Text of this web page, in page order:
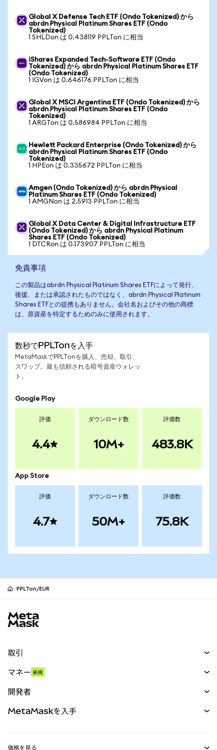
Global X Defense Tech ETF (Ondo Tokenized) から
abrdn Physical Platinum Shares ETF (Ondo
Tokenized)
1 SHLDon は 0.438119 PPLTon に相当
iShares Expanded Tech-Software ETF (Ondo
Tokenized) から abrdn Physical Platinum Shares ETF
(Ondo Tokenized)
1 IGVon は 0.646176 PPLTon に相当
Global X MSCI Argentina ETF (Ondo Tokenized) から
abrdn Physical Platinum Shares ETF (Ondo
Tokenized)
1 ARGTon は 0.586984 PPLTon に相当
Hewlett Packard Enterprise (Ondo Tokenized) から
abrdn Physical Platinum Shares ETF (Ondo
Tokenized)
1 HPEon は 0.335672 PPLTon に相当
Amgen (Ondo Tokenized) から abrdn Physical
Platinum Shares ETF (Ondo Tokenized)
1 AMGNon は 2.5913 PPLTon に相当
Global X Data Center & Digital Infrastructure ETF
(Ondo Tokenized) から abrdn Physical Platinum
Shares ETF (Ondo Tokenized)
1 DTCRon は 0.173907 PPLTon に相当
免責事項
この製品はabrdn Physical Platinum Shares ETFによって発行、
後援、または承認されたものではなく、abrdn Physical Platinum
Shares ETFとの提携もありません。会社名およびその他の商標
は、原資産を特定するためのみに使用されます。
数秒でPPLTonを入手
MetaMaskでPPLTonを購入、売却、取引、
スワップ。最も信頼される暗号資産ウォレッ
ト。
Google Play
評価
4.4
ダウンロード数
10M+
評価数
483.8K
App Store
評価
4.7
ダウンロード数
50M+
評価数
75.8K
PPLTon/EUR
取引
パーペチュアル
RWA
マネー 新規
開発者
MetaMaskを入手
価格を見る